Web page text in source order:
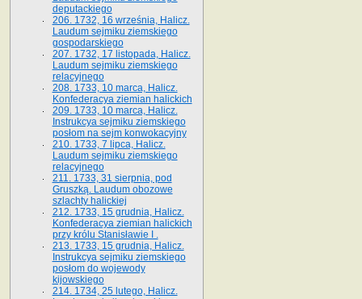
deputackiego
206. 1732, 16 września, Halicz.
Laudum sejmiku ziemskiego
gospodarskiego
207. 1732, 17 listopada, Halicz.
Laudum sejmiku ziemskiego
relacyjnego
208. 1733, 10 marca, Halicz.
Konfederacya ziemian halickich­
209. 1733, 10 marca, Halicz.
Instrukcya sejmiku ziemskiego
posłom na sejm konwokacyjny
210. 1733, 7 lipca, Halicz.
Laudum sejmiku ziemskiego
relacyjnego
211. 1733, 31 sierpnia, pod
Gruszką. Laudum obozowe
szlachty halickiej
212. 1733, 15 grudnia, Halicz.
Konfederacya ziemian halickich
przy królu Stanisławie I .
213. 1733, 15 grudnia, Halicz.
Instrukcya sejmiku ziemskiego
posłom do wojewody
kijowskiego
214. 1734, 25 lutego, Halicz.